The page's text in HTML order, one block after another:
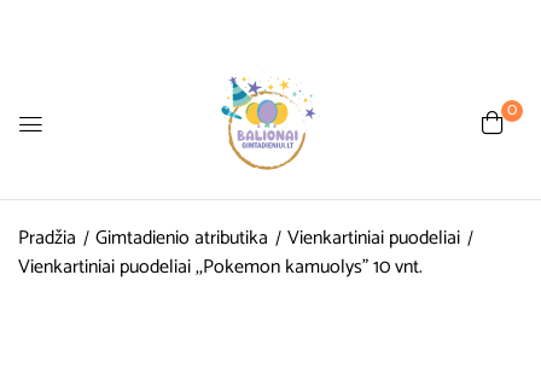
0
Pradžia Gimtadienio atributika
Vienkartiniai puodeliai
Vienkartiniai puodeliai ,,Pokemon kamuolys” 10 vnt.